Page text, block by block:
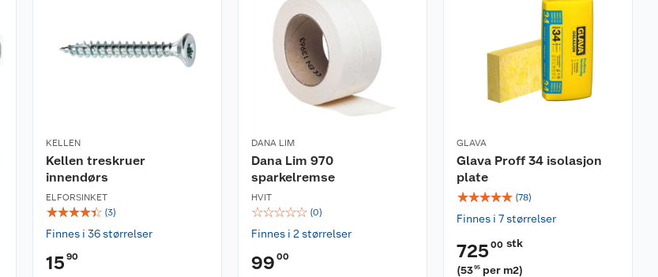
KELLEN
Kellen treskruer
innendørs
ELFORSINKET
☆☆☆☆☆ (3)
Finnes i 36 størrelser
15 90
DANA LIM
Dana Lim 970
sparkelremse
HVIT
☆☆☆☆☆ (0)
Finnes i 2 størrelser
99 00
GLAVA
Glava Proff 34 isolasjon
plate
☆☆☆☆☆ (78)
Finnes i 7 størrelser
725 00 stk
(5395 per m2)